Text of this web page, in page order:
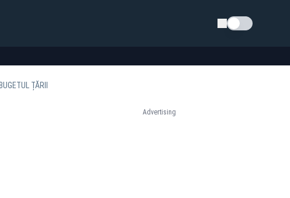
Schimba tema
ȚĂRII
Advertising